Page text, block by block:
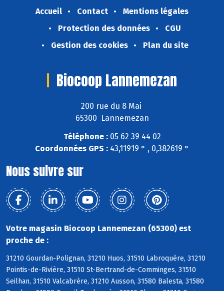
Accueil Contact
Mentions légales
Protection des données
CGU
Gestion des cookies
Plan du site
Biocoop Lannemezan
200 rue du 8 Mai
65300 Lannemezan
Téléphone :05 62 39 44 02
Coordonnées GPS : 43,11919 ° , 0,382619 °
Nous suivre sur
Votre magasin Biocoop Lannemezan (65300) est
proche de :
31210 Gourdan-Polignan, 31210 Huos, 31510 Labroquère, 31210
Pointis-de-Rivière, 31510 St-Bertrand-de-Comminges, 31510
Seilhan, 31510 Valcabrère, 31210 Ausson, 31580 Balesta, 31580